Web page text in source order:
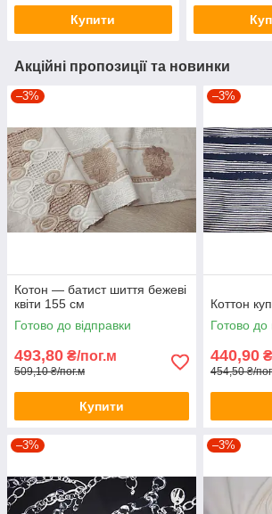
Купити
Акційні пропозиції та новинки
–3%
Котон — батист шиття бежеві
квіти 155 см
Готово до відправки
493,80 ₴/пог.м
509,10 ₴/пог.м
Купити
–3%
Коттон
Готово до
440,90
454,50 ₴/
–3% –3%